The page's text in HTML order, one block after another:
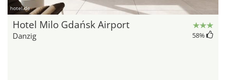
hotel.de
Hotel Milo Gdańsk Airport
Danzig 58%